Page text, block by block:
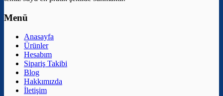
Menü
Anasayfa
Ürünler
Hesabım
Sipariş Takibi
Blog
Hakkımızda
İletişim